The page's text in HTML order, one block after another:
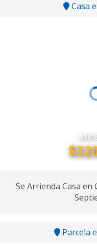
Casa
Se Arrienda Casa en
Parcela